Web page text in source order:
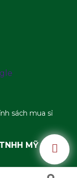
sách mua sỉ
MỸ PHẨM